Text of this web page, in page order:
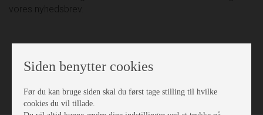
vores nyhedsbrev.
VÆRKSTED
Siden benytter cookies
Før du kan bruge siden skal du først tage stilling til hvilke
cookies du vil tillade.